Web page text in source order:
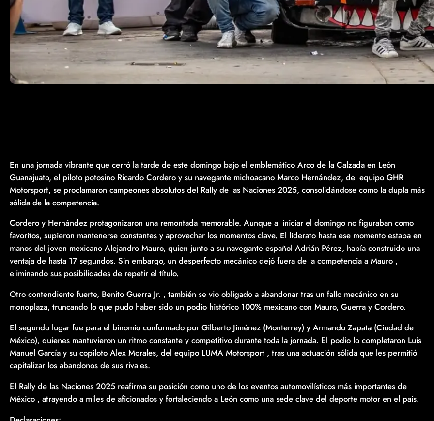
En una jornada vibrante que cerró la tarde de este domingo bajo el emblemático Arco de la Calzada en León
Guanajuato, el piloto potosino Ricardo Cordero y su navegante michoacano Marco Hernández, del equipo GHR
Motorsport, se proclamaron campeones absolutos del Rally de las Naciones 2025, consolidándose como la dupla más
sólida de la competencia.
Cordero y Hernández protagonizaron una remontada memorable. Aunque al iniciar el domingo no figuraban como
favoritos, supieron mantenerse constantes y aprovechar los momentos clave. El liderato hasta ese momento estaba en
manos del joven mexicano Alejandro Mauro, quien junto a su navegante español Adrián Pérez, había construido una
ventaja de hasta 17 segundos. Sin embargo, un desperfecto mecánico dejó fuera de la competencia a Mauro ,
eliminando sus posibilidades de repetir el título.
Otro contendiente fuerte, Benito Guerra Jr. , también se vio obligado a abandonar tras un fallo mecánico en su
monoplaza, truncando lo que pudo haber sido un podio histórico 100% mexicano con Mauro, Guerra y Cordero.
El segundo lugar fue para el binomio conformado por Gilberto Jiménez (Monterrey) y Armando Zapata (Ciudad de
México), quienes mantuvieron un ritmo constante y competitivo durante toda la jornada. El podio lo completaron Luis
Manuel García y su copiloto Alex Morales, del equipo LUMA Motorsport , tras una actuación sólida que les permitió
capitalizar los abandonos de sus rivales.
El Rally de las Naciones 2025 reafirma su posición como uno de los eventos automovilísticos más importantes de
México , atrayendo a miles de aficionados y fortaleciendo a León como una sede clave del deporte motor en el país.